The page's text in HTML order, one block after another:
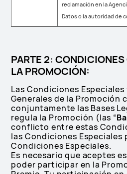
reclamación en la
Datos o la autoridad de
PARTE 2: CONDICIONES
LA PROMOCIÓN:
Las Condiciones
Generales de la Promoción
conjuntamente las Bases
regula la Promoción (las “
conflicto entre estas
las Condiciones Especiales
Condiciones Especiales.
Es necesario que aceptes
poder participar en la